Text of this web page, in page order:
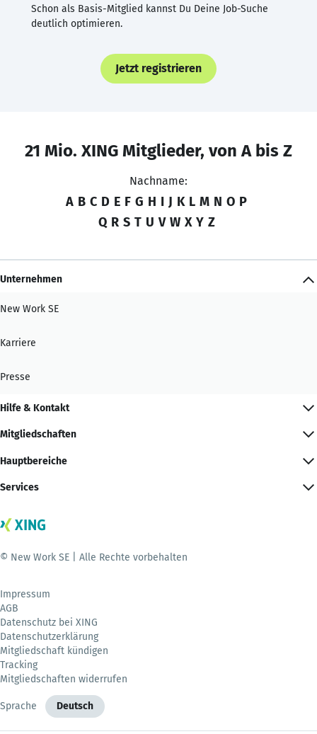
Schon als Basis-Mitglied kannst Du Deine Job-Suche
deutlich optimieren.
Jetzt registrieren
21 Mio. XING Mitglieder, von A bis Z
Nachname:
A B C D E F G H I J K L M N O P
Q R S T U V W X Y Z
Unternehmen
New Work SE
Karriere
Presse
Hilfe & Kontakt
Mitgliedschaften
Hauptbereiche
Services
© New Work SE | Alle Rechte vorbehalten
Impressum
AGB
Datenschutz bei XING
Datenschutzerklärung
Mitgliedschaft kündigen
Tracking
Mitgliedschaften widerrufen
Sprache Deutsch